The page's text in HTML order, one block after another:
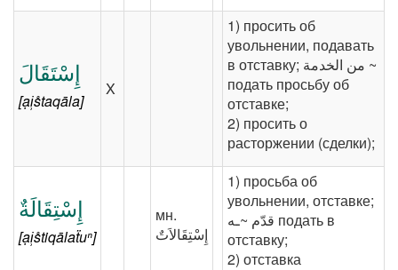
إِسْتَقَالَ
[ại̹s̊taqāla]
X
1) просить об
увольнении, подавать
в отставку; ‎‫من الخدمة‬‎ ~
подать просьбу об
отставке;
2) просить о
расторжении (сделки);
إِسْتِقَالَةٌ
[ại̹s̊tiqālaẗuⁿ]
‪мн.‬
1) просьба об
увольнении, отставке;
отставку;
2) отставка